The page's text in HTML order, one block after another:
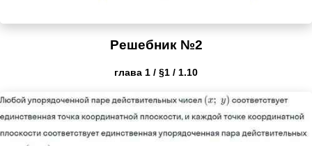
Решебник №2
глава 1 / §1 / 1.10